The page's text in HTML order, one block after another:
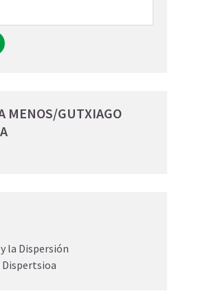
MENOS/GUTXIAGO
la Dispersión
Dispertsioa